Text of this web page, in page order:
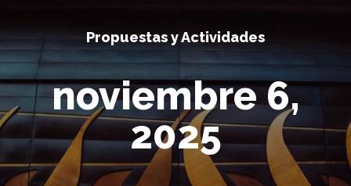
Propuestas y Actividades
noviembre 6,
2025